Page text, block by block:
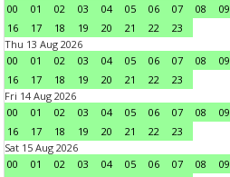
00
01 02 03 04 05 06 07 08 09
16
17 18 19 20 21 22
23
Thu 13 Aug 2026
00
01 02 03 04 05 06 07 08 09
16
17 18 19 20 21 22
23
Fri 14 Aug 2026
00
01 02 03 04 05 06 07 08 09
16
17 18 19 20 21 22
23
Sat 15 Aug 2026
00
01 02 03 04 05 06 07 08 09